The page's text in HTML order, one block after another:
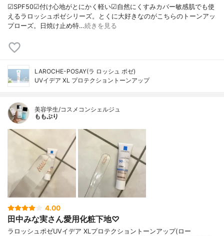
☑︎SPF50☑︎付け心地がとにかく軽い☑︎自然にくすみカバー敏感肌でも使
えるラロッシュポゼシリーズ。とくに大好きなのがこちらのトーンアッ
プローズ。日焼け止め特…続きを見る
LAROCHE-POSAY(ラ ロッシュ ポゼ)
UVイデア XL プロテクショントーンアップ
美容学生/コスメコンシェルジュ
ももぷり
4.00
田中みな実さん愛用化粧下地♡
ラロッシュポゼUVイデア XLプロテクショントーンアップ(ロー